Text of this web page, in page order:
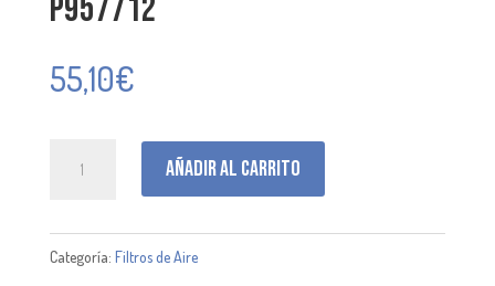
P957712
55,10€
Añadir al carrito
Categoría: Filtros de Aire